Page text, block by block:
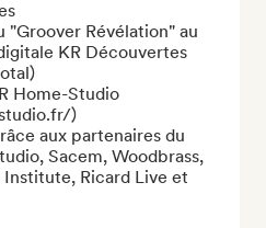
"Groover Révélation" au
KR Découvertes
Home-Studio
)
aux partenaires du
Sacem, Woodbrass,
Ricard Live et